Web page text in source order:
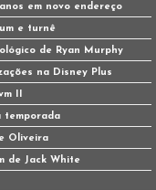
em novo endereço
e turnê
de Ryan Murphy
na Disney Plus
II
temporada
Oliveira
de Jack White